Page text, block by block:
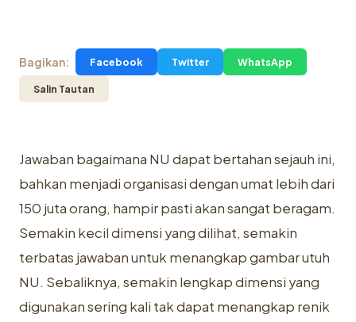
Bagikan: Facebook Twitter WhatsApp
Salin Tautan
Jawaban bagaimana NU dapat bertahan sejauh ini,
bahkan menjadi organisasi dengan umat lebih dari
150 juta orang, hampir pasti akan sangat beragam.
Semakin kecil dimensi yang dilihat, semakin
terbatas jawaban untuk menangkap gambar utuh
NU. Sebaliknya, semakin lengkap dimensi yang
digunakan sering kali tak dapat menangkap renik